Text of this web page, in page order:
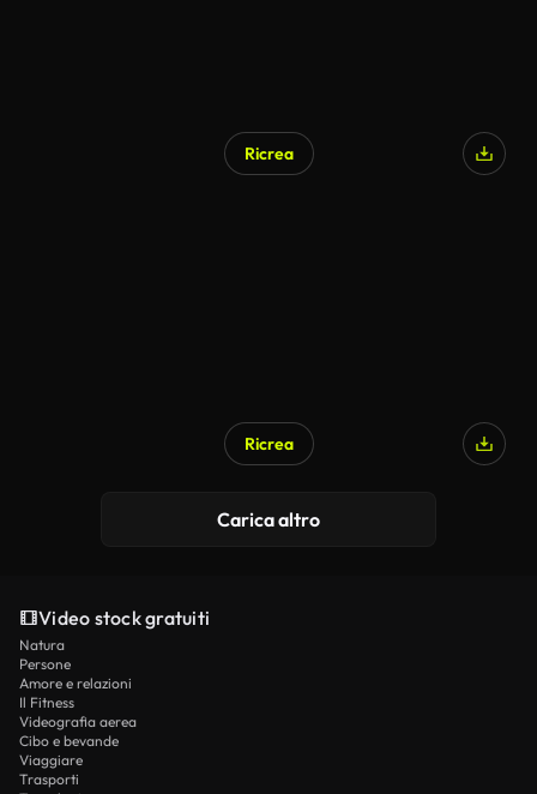
Ricrea
Ricrea
Carica altro
Video stock gratuiti
Natura
Persone
Amore e relazioni
Il Fitness
Videografia aerea
Cibo e bevande
Viaggiare
Trasporti